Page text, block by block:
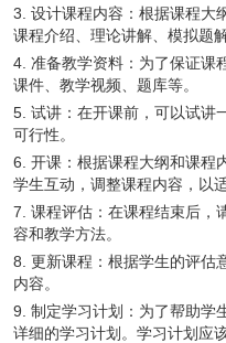
3. 设计课程内容：根据课程大
课程介绍、理论讲解、模拟题
4. 准备教学资料：为了保证课
课件、教学视频、题库等。
5. 试讲：在开课前，可以试讲
可行性。
6. 开课：根据课程大纲和课程
学生互动，调整课程内容，以
7. 课程评估：在课程结束后，
容和教学方法。
8. 更新课程：根据学生的评估
内容。
9. 制定学习计划：为了帮助学
详细的学习计划。学习计划应